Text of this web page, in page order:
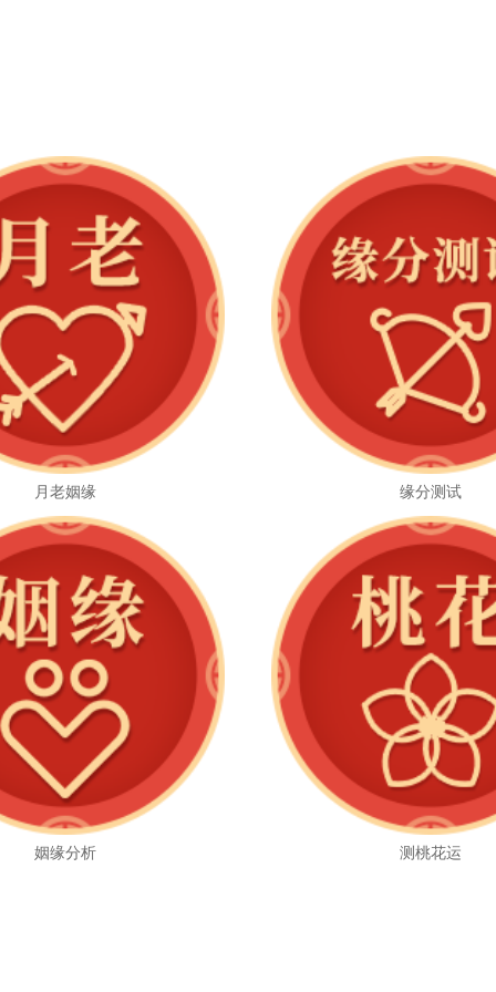
月老姻缘 缘分测试
姻缘分析 测桃花运